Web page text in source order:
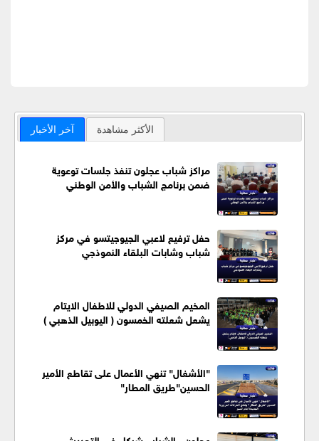
آخر الأخبار الأكثر مشاهدة
مراكز شباب عجلون تنفذ جلسات توعوية
ضمن برنامج الشباب والأمن الوطني
حفل ترفيع لاعبي الجيوجيتسو في مركز
شباب وشابات البلقاء النموذجي
المخيم الصيفي الدولي للاطفال الايتام
يشعل شعلته الخمسون ( اليوبيل الذهبي )
"الأشغال" تنهي الأعمال على تقاطع الأمير
الحسين"طريق المطار"